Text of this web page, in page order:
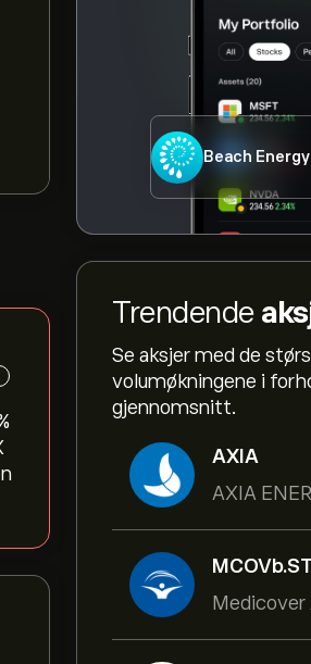
Beach
Trendende
Se aksjer med de
volumøkningene i
gjennomsnitt.
AXIA
AXIA
MCOVb.ST
Medicover